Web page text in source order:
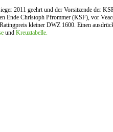
2011 geehrt und der Vorsitzende der
Ende Christoph Pfrommer (KSF), vor
kleiner DWZ 1600. Einen
und Kreuztabelle.